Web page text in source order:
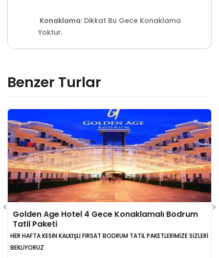
Konaklama: Dikkat Bu Gece Konaklama
Yoktur.
Benzer Turlar
Golden Age Hotel 4 Gece Konaklamalı Bodrum
Tatil Paketi
HER HAFTA KESİN KALKIŞLI FIRSAT BODRUM TATİL PAKETLERİMİZE SİZLERİ
BEKLİYORUZ